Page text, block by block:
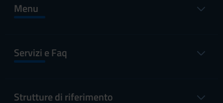
Menu
Servizi e Faq
Strutture di riferimento